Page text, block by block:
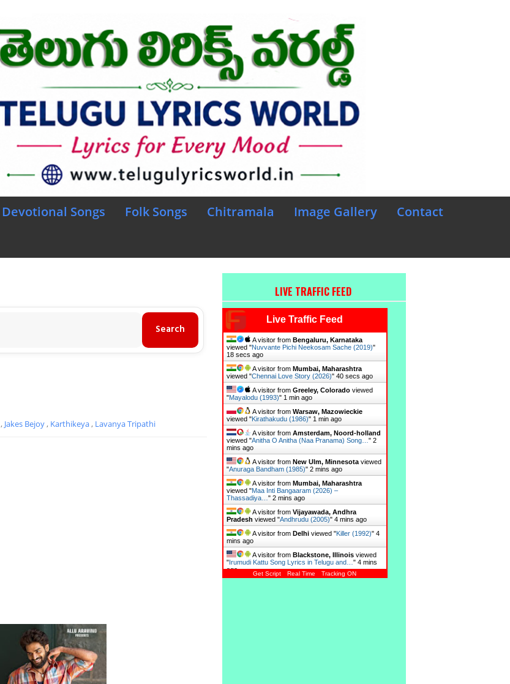
Devotional Songs Folk Songs Chitramala Image Gallery
Contact
, Jakes Bejoy, Karthikeya, Lavanya Tripathi
LIVE TRAFFIC FEED
Live Traffic Feed
A visitor from Bengaluru, Karnataka
viewed "Nuvvante Pichi Neekosam Sache (2019)"
19 secs ago
A visitor from Mumbai, Maharashtra
viewed "Chennai Love Story (2026)" 41 secs ago
A visitor from Greeley, Coloradoviewed
"Mayalodu (1993)" 1 min ago
A visitor from Warsaw, Mazowieckie
viewed "Kirathakudu (1986)" 1 min ago
A visitor from Amsterdam, Noord-holland
viewed "Anitha O Anitha (Naa Pranama) Song… " 2
mins ago
A visitor from New Ulm, Minnesotaviewed
"Anuraga Bandham (1985)" 2 mins ago
A visitor from Mumbai, Maharashtra
viewed "Maa Inti Bangaaram (2026) –
Thassadiya… " 2 mins ago
A visitor from Vijayawada, Andhra
Pradesh viewed "Andhrudu (2005)" 4 mins ago
A visitor from Delhiviewed "Killer (1992)" 4
mins ago
A visitor from Blackstone, Illinoisviewed
"Irumudi Kattu Song Lyrics in Telugu and… " 4 mins
ago
Get Script Real Time Tracking ON